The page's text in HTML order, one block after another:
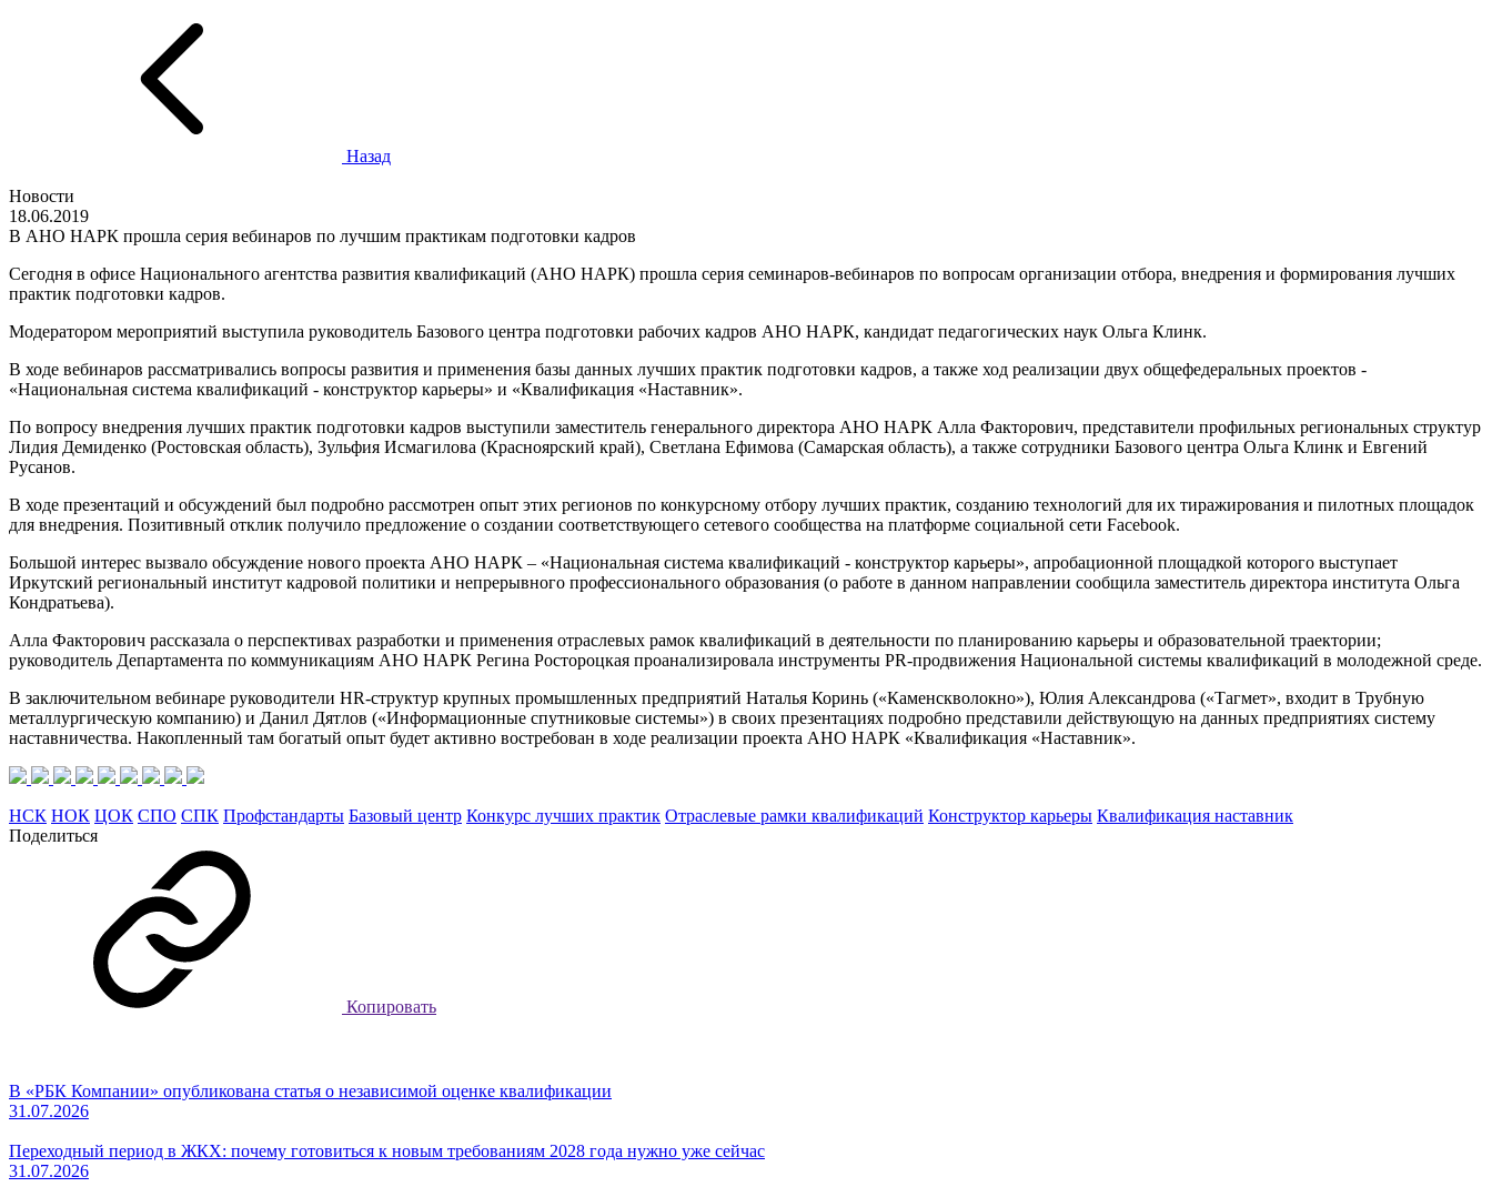
Назад
Новости
18.06.2019
В АНО НАРК прошла серия вебинаров по лучшим практикам подготовки кадров
Сегодня в офисе Национального агентства развития квалификаций (АНО НАРК) прошла серия семинаров-вебинаров по вопросам организации отбора, внедрения и формирования лучших
практик подготовки кадров.
Модератором мероприятий выступила руководитель Базового центра подготовки рабочих кадров АНО НАРК, кандидат педагогических наук Ольга Клинк.
В ходе вебинаров рассматривались вопросы развития и применения базы данных лучших практик подготовки кадров, а также ход реализации двух общефедеральных проектов -
«Национальная система квалификаций - конструктор карьеры» и «Квалификация «Наставник».
По вопросу внедрения лучших практик подготовки кадров выступили заместитель генерального директора АНО НАРК Алла Факторович, представители профильных региональных структур
Лидия Демиденко (Ростовская область), Зульфия Исмагилова (Красноярский край), Светлана Ефимова (Самарская область), а также сотрудники Базового центра Ольга Клинк и Евгений
Русанов.
В ходе презентаций и обсуждений был подробно рассмотрен опыт этих регионов по конкурсному отбору лучших практик, созданию технологий для их тиражирования и пилотных площадок
для внедрения. Позитивный отклик получило предложение о создании соответствующего сетевого сообщества на платформе социальной сети Facebook.
Большой интерес вызвало обсуждение нового проекта АНО НАРК – «Национальная система квалификаций - конструктор карьеры», апробационной площадкой которого выступает
Иркутский региональный институт кадровой политики и непрерывного профессионального образования (о работе в данном направлении сообщила заместитель директора института Ольга
Кондратьева).
Алла Факторович рассказала о перспективах разработки и применения отраслевых рамок квалификаций в деятельности по планированию карьеры и образовательной траектории;
руководитель Департамента по коммуникациям АНО НАРК Регина Ростороцкая проанализировала инструменты PR-продвижения Национальной системы квалификаций в молодежной среде.
В заключительном вебинаре руководители HR-структур крупных промышленных предприятий Наталья Коринь («Каменскволокно»), Юлия Александрова («Тагмет», входит в Трубную
металлургическую компанию) и Данил Дятлов («Информационные спутниковые системы») в своих презентациях подробно представили действующую на данных предприятиях систему
наставничества. Накопленный там богатый опыт будет активно востребован в ходе реализации проекта АНО НАРК «Квалификация «Наставник».
НСК НОК ЦОК СПО СПК Профстандарты Базовый центр Конкурс лучших практик Отраслевые рамки квалификаций Конструктор карьеры Квалификация наставник
Поделиться
Копировать
В «РБК Компании» опубликована статья о независимой оценке квалификации
31.07.2026
Переходный период в ЖКХ: почему готовиться к новым требованиям 2028 года нужно уже сейчас
31.07.2026